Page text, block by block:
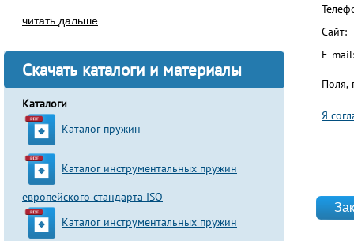
читать дальше
Скачать каталоги и материалы
Каталоги
Каталог пружин
Каталог инструментальных пружин
европейского стандарта ISO
Каталог инструментальных пружин
Сайт:
E-
Поля,
Я